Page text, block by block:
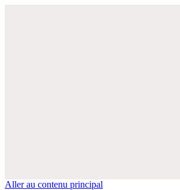
Aller au contenu principal